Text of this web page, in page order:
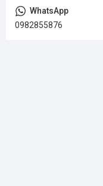
0982855876